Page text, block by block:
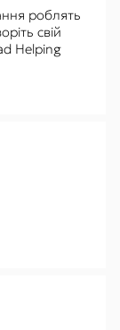
роблять
свій
Helping